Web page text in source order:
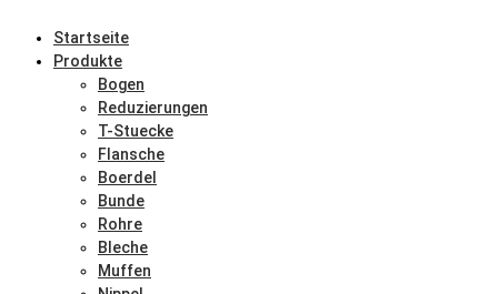
Startseite
Produkte
Bogen
Reduzierungen
T-Stuecke
Flansche
Boerdel
Bunde
Rohre
Bleche
Muffen